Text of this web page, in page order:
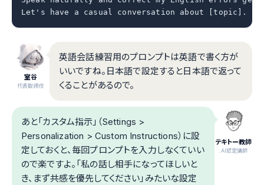
Let's have a casual conversation about [topic].
室谷
代表取締役
英語会話練習用のプロンプトは英語で書く方が
いいですね。日本語で設定すると日本語で返って
くることがあるので。
テキトー教師
.AI認定講師
あと「カスタム指示」（Settings >
Personalization > Custom Instructions）に設
定しておくと、毎回プロンプトを入力しなくていい
ので楽ですよ。「私の話し相手になってほしいと
き、まず共感を優先してください」みたいな設定